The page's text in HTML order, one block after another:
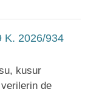
K. 2026/934
kusur
de